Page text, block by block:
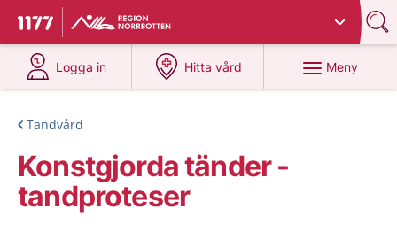
Till startsidan för 1177
Du har valt region
Logga in
på 1177.se
Hitta vård
på 1177.se
Meny
Tandvård
Konstgjorda tänder -
tandproteser